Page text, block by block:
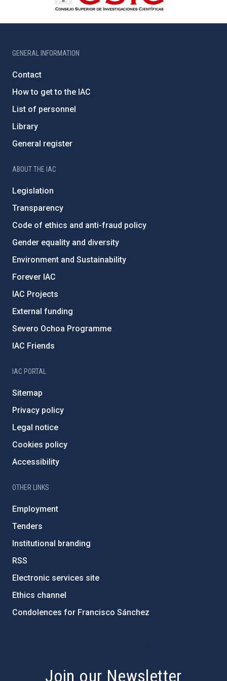
GENERAL INFORMATION
Contact
How to get to the IAC
List of personnel
Library
General register
ABOUT THE IAC
Legislation
Transparency
Code of ethics and anti-fraud policy
Gender equality and diversity
Environment and Sustainability
Forever IAC
IAC Projects
External funding
Severo Ochoa Programme
IAC Friends
IAC PORTAL
Sitemap
Privacy policy
Legal notice
Cookies policy
Accessibility
OTHER LINKS
Employment
Tenders
Institutional branding
RSS
Electronic services site
Ethics channel
Condolences for Francisco Sánchez
Join our Newsletter